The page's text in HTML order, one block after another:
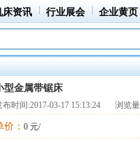
床资讯 行业展会 企业黄页
型金属带锯床
布时间:2017-03-17 15:13:24 浏览量
价： 0 元/